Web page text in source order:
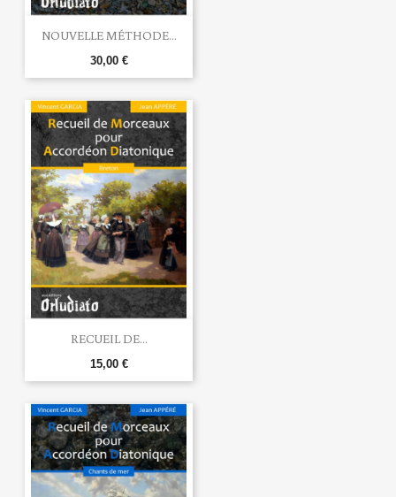
NOUVELLE MÉTHODE...
30,00 €
RECUEIL DE...
15,00 €